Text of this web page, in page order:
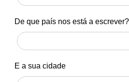
De que país nos está a escrever?
E a sua cidade